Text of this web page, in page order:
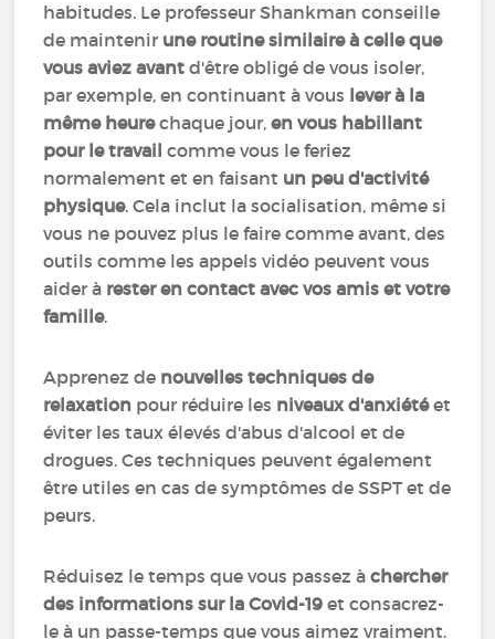
habitudes. Le professeur Shankman conseille
de maintenir une routine similaire à celle que
vous aviez avantd'être obligé de vous isoler,
par exemple, en continuant à vous lever à la
même heurechaque jour,en vous habillant
pour le travail comme vous le feriez
normalement et en faisant un peu d'activité
physique. Cela inclut la socialisation, même si
vous ne pouvez plus le faire comme avant, des
outils comme les appels vidéo peuvent vous
aider à rester en contact avec vos amis et votre
famille.
Apprenez de nouvelles techniques de
relaxation pour réduire les niveaux d'anxiétéet
éviter les taux élevés d'abus d'alcool et de
drogues. Ces techniques peuvent également
être utiles en cas de symptômes de SSPT et de
peurs.
Réduisez le temps que vous passez àchercher
des informations sur la Covid-19 et consacrez-
le à un passe-temps que vous aimez vraiment.